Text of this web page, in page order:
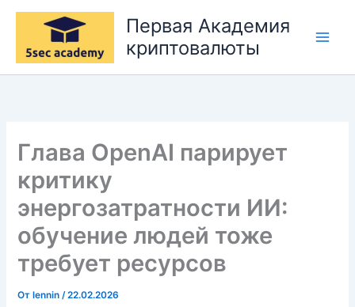
Перейти
содержимому
Первая Академия
криптовалюты
Глава OpenAI парирует
критику
энергозатратности ИИ:
обучение людей тоже
требует ресурсов
От lennin/22.02.2026